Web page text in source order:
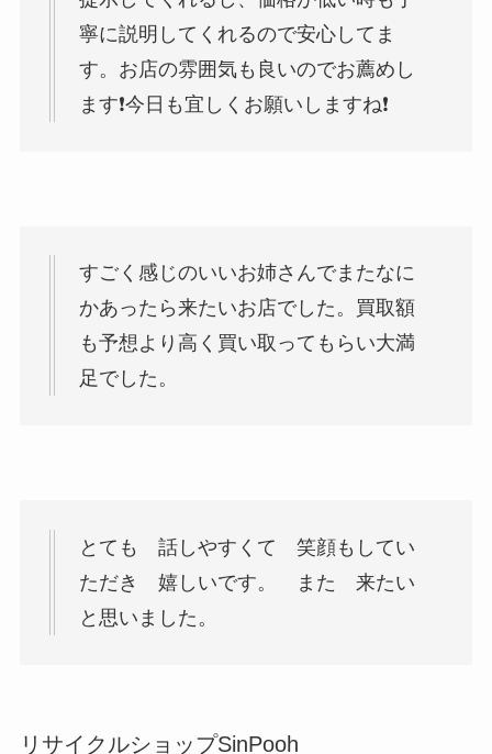
寧に説明してくれるので安心してま
す。お店の雰囲気も良いのでお薦めし
ます❗️今日も宜しくお願いしますね❗️
すごく感じのいいお姉さんでまたなに
かあったら来たいお店でした。買取額
も予想より高く買い取ってもらい大満
足でした。
とても 話しやすくて 笑顔もしてい
ただき 嬉しいです。 また 来たい
と思いました。
リサイクルショップSinPooh